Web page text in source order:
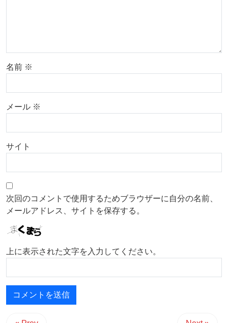
名前 ※
メール ※
サイト
次回のコメントで使用するためブラウザーに自分の名前、
メールアドレス、サイトを保存する。
上に表示された文字を入力してください。